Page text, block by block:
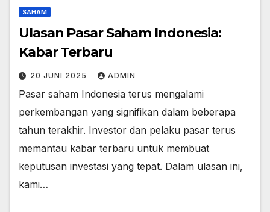
SAHAM
Ulasan Pasar Saham Indonesia:
Kabar Terbaru
20 JUNI 2025 ADMIN
Pasar saham Indonesia terus mengalami
perkembangan yang signifikan dalam beberapa
tahun terakhir. Investor dan pelaku pasar terus
memantau kabar terbaru untuk membuat
keputusan investasi yang tepat. Dalam ulasan ini,
kami…